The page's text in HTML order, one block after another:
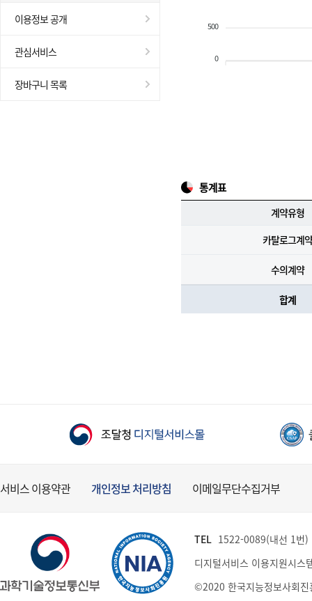
이용정보 공개
관심서비스
장바구니 목록
500
0
통계표
계약유형
카탈로그계약
수의계약
합계
서비스 이용약관 개인정보 처리방침 이메일무단수집거부
TEL 1522-0089(내선 1번
디지털서비스 이용지원시스
©2020 한국지능정보사회진